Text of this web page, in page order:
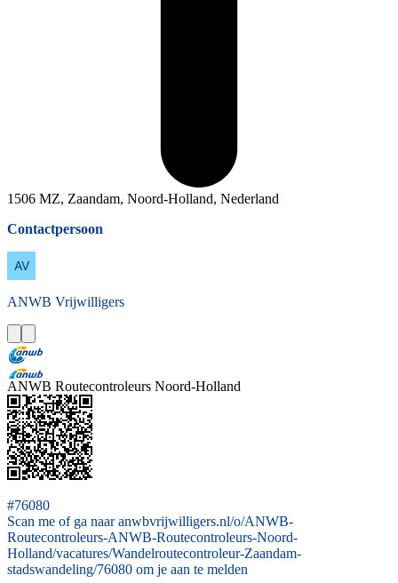
1506 MZ, Zaandam, Noord-Holland, Nederland
Contactpersoon
ANWB Vrijwilligers
ANWB Routecontroleurs Noord-Holland
#76080
Scan me of ga naar anwbvrijwilligers.nl/o/ANWB-
Routecontroleurs-ANWB-Routecontroleurs-Noord-
Holland/vacatures/Wandelroutecontroleur-Zaandam-
stadswandeling/76080 om je aan te melden